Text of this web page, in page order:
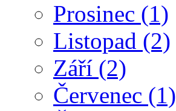
Prosinec (1)
Listopad (2)
Září (2)
Červenec (1)